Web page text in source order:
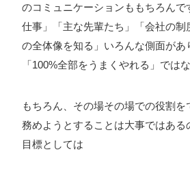
のコミュニケーションももちろんで
仕事」「主な先輩たち」「会社の制
の全体像を知る」いろんな側面があ
「100%全部をうまくやれる」では
もちろん、その場その場での役割を
務めようとすることは大事ではある
目標としては